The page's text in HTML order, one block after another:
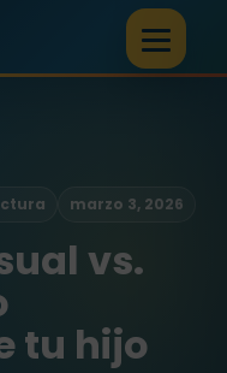
marzo 3, 2026
vs.
tu hijo